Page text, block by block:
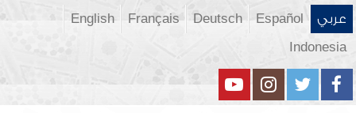
عربي Español
Deutsch
Français
English
Indonesia